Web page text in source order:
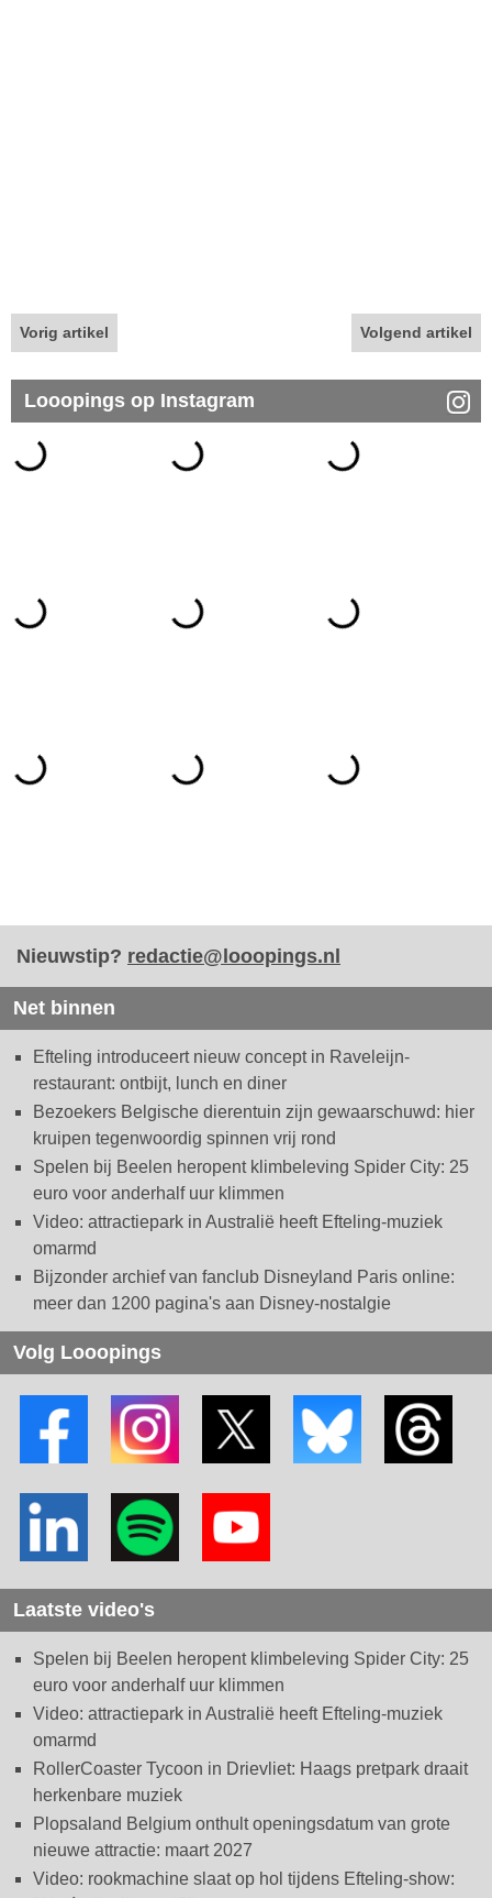
Vorig artikel Volgend artikel
Looopings op Instagram
Nieuwstip? redactie@looopings.nl
Net binnen
Efteling introduceert nieuw concept in Raveleijn-
restaurant: ontbijt, lunch en diner
Bezoekers Belgische dierentuin zijn gewaarschuwd: hier
kruipen tegenwoordig spinnen vrij rond
Spelen bij Beelen heropent klimbeleving Spider City: 25
euro voor anderhalf uur klimmen
Video: attractiepark in Australië heeft Efteling-muziek
omarmd
Bijzonder archief van fanclub Disneyland Paris online:
meer dan 1200 pagina's aan Disney-nostalgie
Volg Looopings
Laatste video's
Spelen bij Beelen heropent klimbeleving Spider City: 25
euro voor anderhalf uur klimmen
Video: attractiepark in Australië heeft Efteling-muziek
omarmd
RollerCoaster Tycoon in Drievliet: Haags pretpark draait
herkenbare muziek
Plopsaland Belgium onthult openingsdatum van grote
nieuwe attractie: maart 2027
Video: rookmachine slaat op hol tijdens Efteling-show: